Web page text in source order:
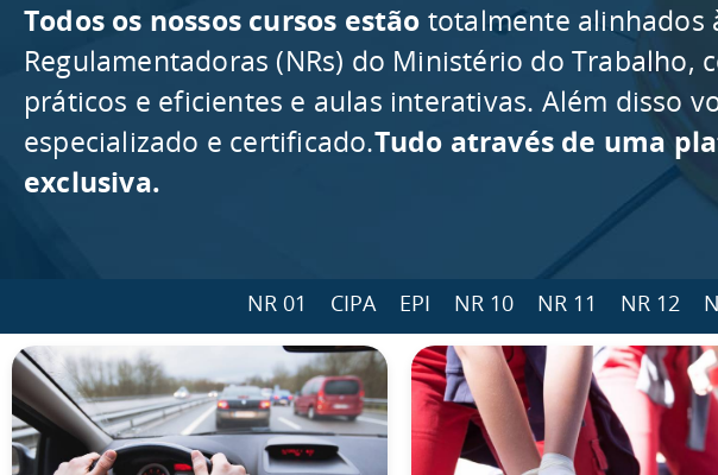
Todos os nossos cursos estão totalmente alinhados
Regulamentadoras (NRs) do Ministério do Trabalho,
práticos e eficientes e aulas interativas. Além disso
especializado e certificado.Tudo através de uma
exclusiva.
NR 01 CIPA EPI NR 10 NR 11 NR 12